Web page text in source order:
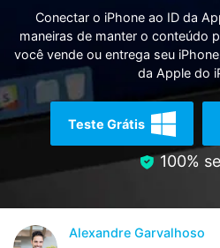
Sala de imprensa
Loja
Para PC
Para Celular
Online
Ver Todos Os Aplicativos
Guia & Suporte
Ações rápidas
Dicas
Recursos
Transferir Dados
Gerenciador de dados
Proteção do celular
Entrar
Conectar o iPhone ao ID da
maneiras de manter o conteúdo
você vende ou entrega seu
da Apple do
Teste Grátis
100%
Alexandre Garvalhoso